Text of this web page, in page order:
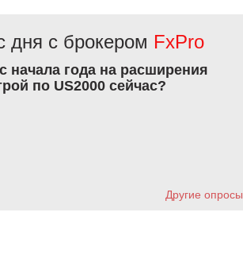
дня с брокером FxPro
начала года на расширения
по US2000 сейчас?
Другие опросы